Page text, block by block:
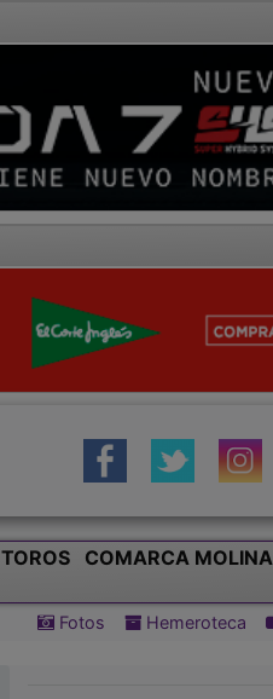
TOROS
COMARCA MOLINA
Fotos Hemeroteca